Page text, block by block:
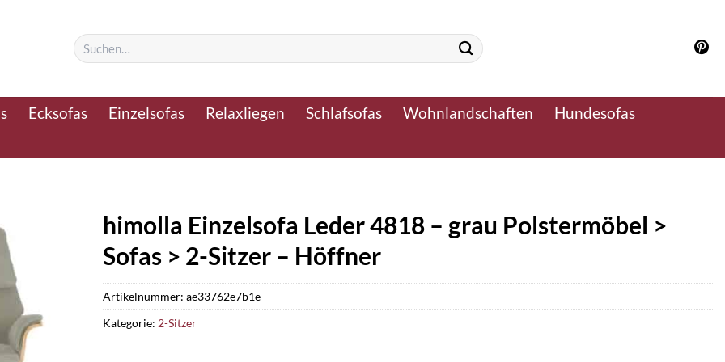
Suchen
nach:
Ecksofas Einzelsofas Relaxliegen Schlafsofas Wohnlandschaften
Hundesofas
himolla Einzelsofa Leder 4818 – grau Polstermöbel >
Sofas > 2-Sitzer – Höffner
Artikelnummer: ae33762e7b1e
Kategorie: 2-Sitzer